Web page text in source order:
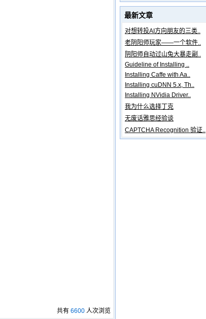
共有 6600 人次浏览
最新文章
对想转投AI方向朋友的三类..
老阴阳师玩家——一个软件..
阴阳师自动过山兔大暴走副..
Guideline of Installing ..
Installing Caffe with Aa..
Installing cuDNN 5.x, Th..
Installing NVidia Driver..
我为什么选择丁克
无废话雅思经验谈
CAPTCHA Recognition 验证..